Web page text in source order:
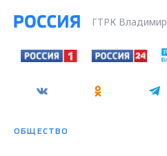
ГТРК Владимир
ОБЩЕСТВО